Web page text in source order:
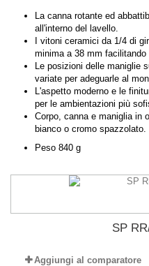
La canna rotante ed
all'interno del lavello.
I vitoni ceramici da 1/4 di
minima a 38 mm facilitando
Le posizioni delle maniglie
variate per adeguarle al
L'aspetto moderno e le
per le ambientazioni più
Corpo, canna e maniglia in
bianco o cromo spazzolato.
Peso 840 g
SP
Aggiungi al comparatore